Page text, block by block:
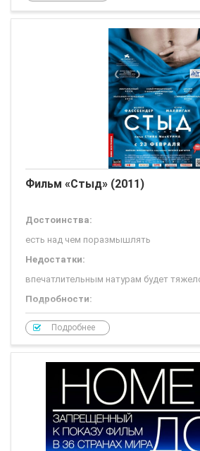
Фильм «Стыд» (2011)
Достоинства:
есть над чем поразмышлять
Недостатки:
впечатлительным натурам будет
Подробности:
Вот уж какой фильм мог бы стать
"Нимфоманке" Ларса фон Триера, так
Стива Маккуина.
Главный герой - Брэндон (Майкл
Подробнее